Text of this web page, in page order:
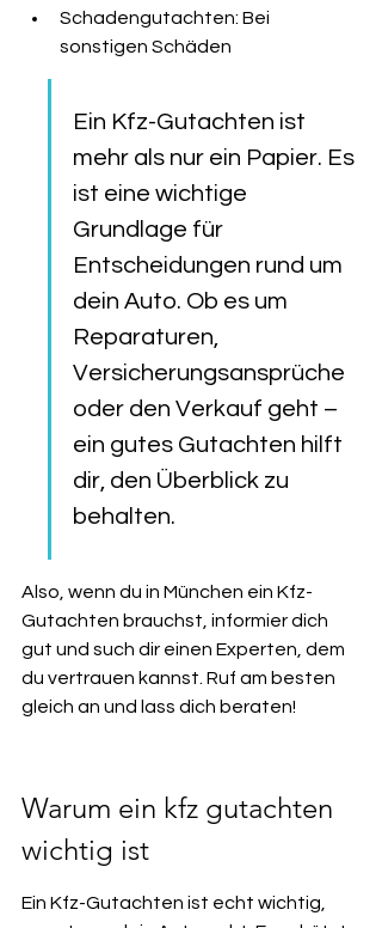
Schadengutachten: Bei
sonstigen Schäden
Ein Kfz-Gutachten ist
mehr als nur ein Papier. Es
ist eine wichtige
Grundlage für
Entscheidungen rund um
dein Auto. Ob es um
Reparaturen,
Versicherungsansprüche
oder den Verkauf geht –
ein gutes Gutachten hilft
dir, den Überblick zu
behalten.
Also, wenn du in München ein Kfz-
Gutachten brauchst, informier dich
gut und such dir einen Experten, dem
du vertrauen kannst. Ruf am besten
gleich an und lass dich beraten!
Warum ein kfz gutachten
wichtig ist
Ein Kfz-Gutachten ist echt wichtig,